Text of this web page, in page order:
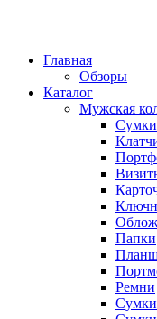
Главная
Обзоры
Каталог
Мужская
Сумки
Папки
Ремни
Сумки